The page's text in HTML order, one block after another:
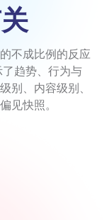
不成比例的反应
趋势、行为与
别、内容级别、
见快照。